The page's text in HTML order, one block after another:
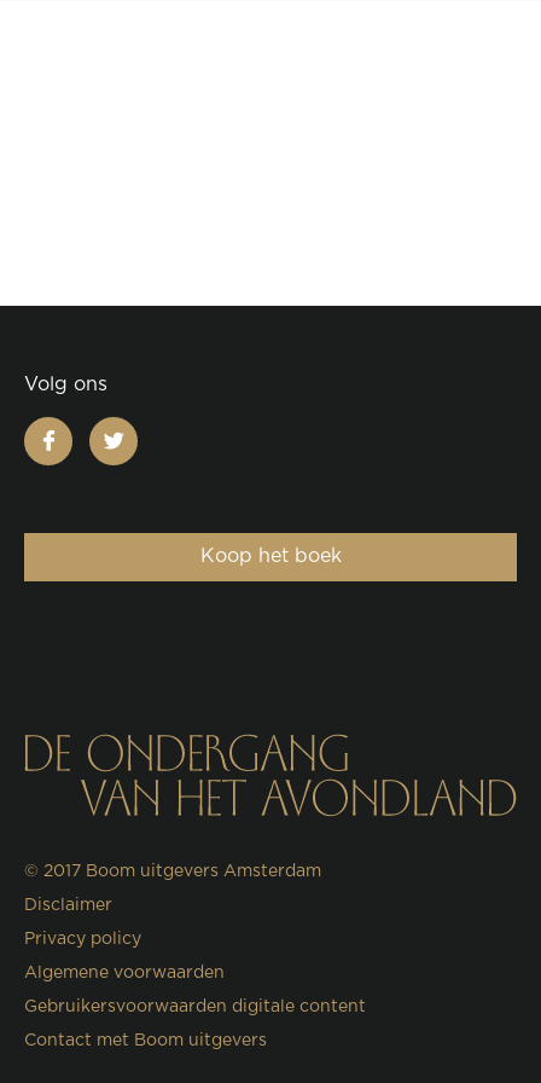
Volg ons
facebooktwitter
Koop het boek
© 2017 Boom uitgevers Amsterdam
Disclaimer
Privacy policy
Algemene voorwaarden
Gebruikersvoorwaarden digitale content
Contact met Boom uitgevers